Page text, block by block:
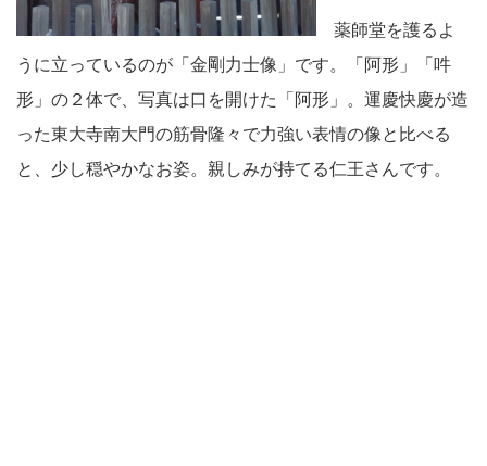
薬師堂を護るよ
うに立っているのが「金剛力士像」です。「阿形」「吽
形」の２体で、写真は口を開けた「阿形」。運慶快慶が造
った東大寺南大門の筋骨隆々で力強い表情の像と比べる
と、少し穏やかなお姿。親しみが持てる仁王さんです。